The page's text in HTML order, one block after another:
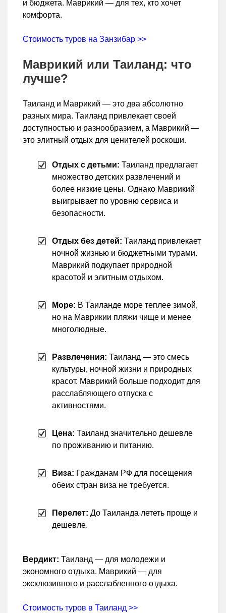
и бюджета. Маврикий — для тех, кто хочет
комфорта.
Стоимость туров на Занзибар >>
Маврикий или Таиланд: что
лучше?
Таиланд и Маврикий — это два абсолютно
разных мира. Таиланд привлекает своей
доступностью и разнообразием, а Маврикий —
это элитный отдых для ценителей роскоши.
Отдых с детьми: Таиланд предлагает
множество детских развлечений и
более низкие цены. Однако Маврикий
выигрывает по уровню сервиса и
безопасности.
Отдых без детей: Таиланд привлекает
ночной жизнью и бюджетными турами.
Маврикий подкупает природной
красотой и элитным отдыхом.
Море: В Таиланде море теплее зимой,
но на Маврикии пляжи чище и менее
многолюдные.
Развлечения: Таиланд — это смесь
культуры, ночной жизни и природных
красот. Маврикий больше подходит для
расслабляющего отпуска с
активностями.
Цена: Таиланд значительно дешевле
по проживанию и питанию.
Виза: Гражданам РФ для посещения
обеих стран виза не требуется.
Перелет: До Таиланда лететь проще и
дешевле.
Вердикт: Таиланд — для молодежи и
экономного отдыха. Маврикий — для
эксклюзивного и расслабленного отдыха.
Стоимость туров в Таиланд >>